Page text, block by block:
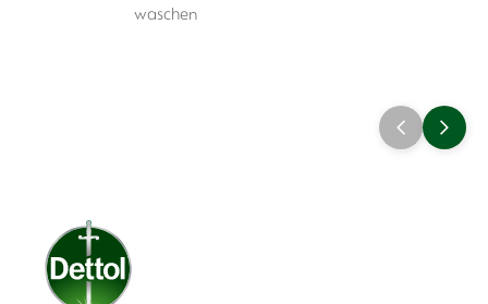
waschen